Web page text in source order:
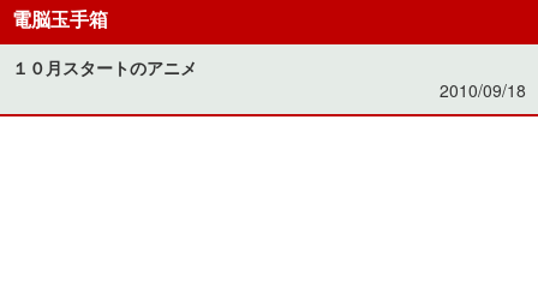
電脳玉手箱
１０月スタートのアニメ
2010/09/18